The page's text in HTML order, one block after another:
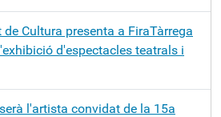
de Cultura presenta a FiraTàrrega
d'espectacles teatrals i
l'artista convidat de la 15a